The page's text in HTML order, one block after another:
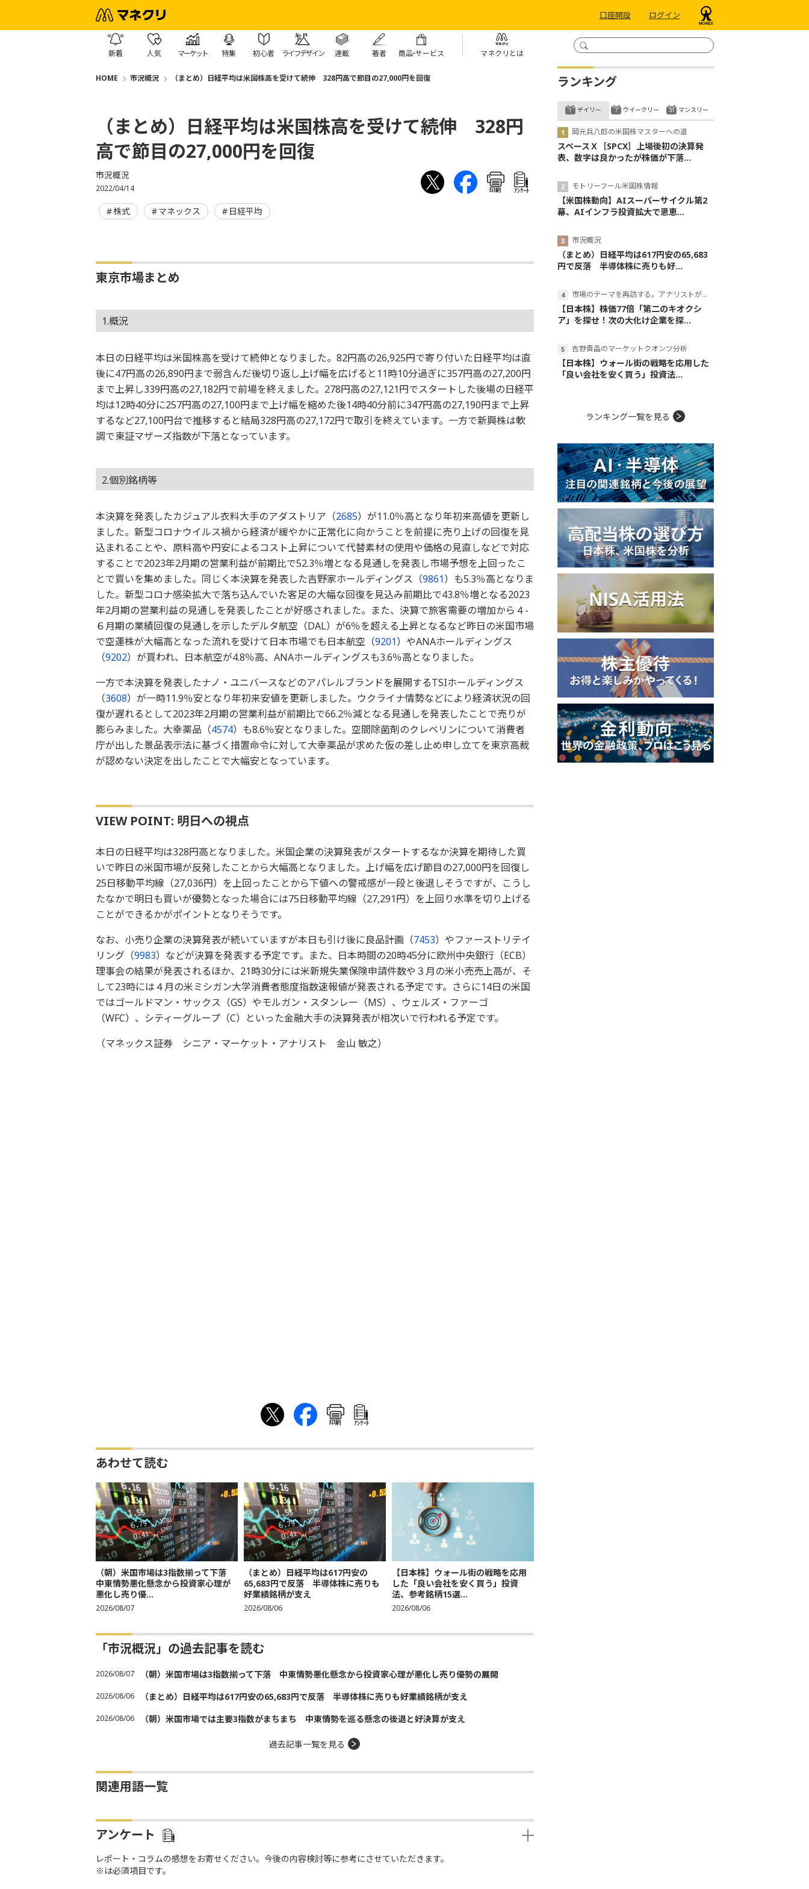
口座開設 ログイン
新着 人気 マーケット 特集 初心者 ライフデザイン 連載 著者 商品・サービス マネクリとは
HOME 市況概況 （まとめ）日経平均は米国株高を受けて続伸 328円高で節目の27,000円を回復
（まとめ）日経平均は米国株高を受けて続伸 328円
高で節目の27,000円を回復
市況概況
2022/04/14 印刷 ｱﾝｹｰﾄ
株式 マネックス 日経平均
東京市場まとめ
1.概況
本日の日経平均は米国株高を受けて続伸となりました。82円高の26,925円で寄り付いた日経平均は直
後に47円高の26,890円まで弱含んだ後切り返し上げ幅を広げると11時10分過ぎに357円高の27,200円
まで上昇し339円高の27,182円で前場を終えました。278円高の27,121円でスタートした後場の日経平
均は12時40分に257円高の27,100円まで上げ幅を縮めた後14時40分前に347円高の27,190円まで上昇
するなど27,100円台で推移すると結局328円高の27,172円で取引を終えています。一方で新興株は軟
調で東証マザーズ指数が下落となっています。
2.個別銘柄等
本決算を発表したカジュアル衣料大手のアダストリア（2685）が11.0％高となり年初来高値を更新し
ました。新型コロナウイルス禍から経済が緩やかに正常化に向かうことを前提に売り上げの回復を見
込まれることや、原料高や円安によるコスト上昇について代替素材の使用や価格の見直しなどで対応
することで2023年2月期の営業利益が前期比で52.3％増となる見通しを発表し市場予想を上回ったこ
とで買いを集めました。同じく本決算を発表した吉野家ホールディングス（9861）も5.3％高となりま
した。新型コロナ感染拡大で落ち込んでいた客足の大幅な回復を見込み前期比で43.8％増となる2023
年2月期の営業利益の見通しを発表したことが好感されました。また、決算で旅客需要の増加から４-
６月期の業績回復の見通しを示したデルタ航空（DAL）が6％を超える上昇となるなど昨日の米国市場
で空運株が大幅高となった流れを受けて日本市場でも日本航空（9201）やANAホールディングス
（9202）が買われ、日本航空が4.8％高、ANAホールディングスも3.6％高となりました。
一方で本決算を発表したナノ・ユニバースなどのアパレルブランドを展開するTSIホールディングス
（3608）が一時11.9％安となり年初来安値を更新しました。ウクライナ情勢などにより経済状況の回
復が遅れるとして2023年2月期の営業利益が前期比で66.2％減となる見通しを発表したことで売りが
膨らみました。大幸薬品（4574）も8.6％安となりました。空間除菌剤のクレベリンについて消費者
庁が出した景品表示法に基づく措置命令に対して大幸薬品が求めた仮の差し止め申し立てを東京高裁
が認めない決定を出したことで大幅安となっています。
VIEW POINT: 明日への視点
本日の日経平均は328円高となりました。米国企業の決算発表がスタートするなか決算を期待した買
いで昨日の米国市場が反発したことから大幅高となりました。上げ幅を広げ節目の27,000円を回復し
25日移動平均線（27,036円）を上回ったことから下値への警戒感が一段と後退しそうですが、こうし
たなかで明日も買いが優勢となった場合には75日移動平均線（27,291円）を上回り水準を切り上げる
ことができるかがポイントとなりそうです。
なお、小売り企業の決算発表が続いていますが本日も引け後に良品計画（7453）やファーストリテイ
リング（9983）などが決算を発表する予定です。また、日本時間の20時45分に欧州中央銀行（ECB）
理事会の結果が発表されるほか、21時30分には米新規失業保険申請件数や３月の米小売売上高が、そ
して23時には４月の米ミシガン大学消費者態度指数速報値が発表される予定です。さらに14日の米国
ではゴールドマン・サックス（GS）やモルガン・スタンレー（MS）、ウェルズ・ファーゴ
（WFC）、シティーグループ（C）といった金融大手の決算発表が相次いで行われる予定です。
（マネックス証券 シニア・マーケット・アナリスト 金山 敏之）
印刷 ｱﾝｹｰﾄ
あわせて読む
（朝）米国市場は3指数揃って下落
中東情勢悪化懸念から投資家心理が
悪化し売り優...
2026/08/07
（まとめ）日経平均は617円安の
65,683円で反落 半導体株に売りも
好業績銘柄が支え
2026/08/06
【日本株】ウォール街の戦略を応用
した「良い会社を安く買う」投資
法、参考銘柄15選...
2026/08/06
「市況概況」の過去記事を読む
2026/08/07 （朝）米国市場は3指数揃って下落 中東情勢悪化懸念から投資家心理が悪化し売り優勢の展開
2026/08/06 （まとめ）日経平均は617円安の65,683円で反落 半導体株に売りも好業績銘柄が支え
2026/08/06 （朝）米国市場では主要3指数がまちまち 中東情勢を巡る懸念の後退と好決算が支え
過去記事一覧を見る
関連用語一覧
アンケート
レポート・コラムの感想をお寄せください。今後の内容検討等に参考にさせていただきます。
※は必須項目です。
ランキング
デイリー
岡元兵八郎の米国株マスターへの道
スペースＸ［SPCX］上場後初の決算発
表、数字は良かったが株価が下落...
モトリーフール米国株情報
【米国株動向】AIスーパーサイクル第2
幕、AIインフラ投資拡大で恩恵...
市況概況
（まとめ）日経平均は617円安の65,683
円で反落 半導体株に売りも好...
市場のテーマを再訪する。アナリストが読み解くテーマの本質
【日本株】株価77倍「第二のキオクシ
ア」を探せ！次の大化け企業を探...
吉野貴晶のマーケットクオンツ分析
【日本株】ウォール街の戦略を応用した
「良い会社を安く買う」投資法...
ウイークリー マンスリー
ランキング一覧を見る